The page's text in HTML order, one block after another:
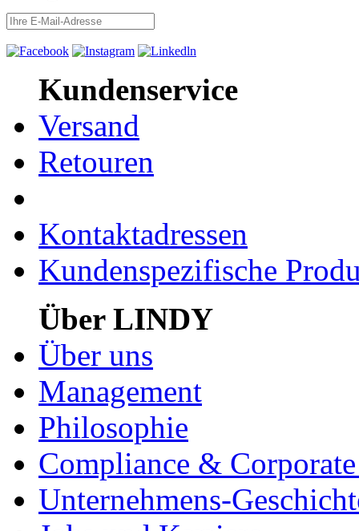
Kundenservice
Versand
Retouren
Kontaktadressen
Kundenspezifische
Über LINDY
Über uns
Management
Philosophie
Compliance &
Unternehmens-